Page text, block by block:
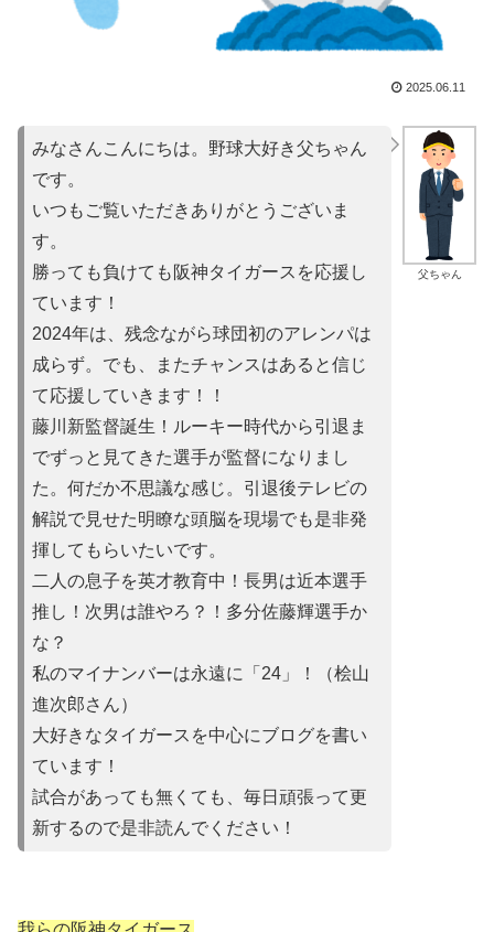
2025.06.11
父ちゃん
みなさんこんにちは。野球大好き父ちゃん
です。
いつもご覧いただきありがとうございま
す。
勝っても負けても阪神タイガースを応援し
ています！
2024年は、残念ながら球団初のアレンパは
成らず。でも、またチャンスはあると信じ
て応援していきます！！
藤川新監督誕生！ルーキー時代から引退ま
でずっと見てきた選手が監督になりまし
た。何だか不思議な感じ。引退後テレビの
解説で見せた明瞭な頭脳を現場でも是非発
揮してもらいたいです。
二人の息子を英才教育中！長男は近本選手
推し！次男は誰やろ？！多分佐藤輝選手か
な？
私のマイナンバーは永遠に「24」！（桧山
進次郎さん）
大好きなタイガースを中心にブログを書い
ています！
試合があって も無くても、毎日頑張って更
新するので是非読んでください！